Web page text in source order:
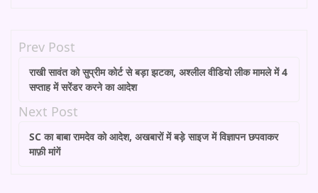
Prev Post
राखी सावंत को सुप्रीम कोर्ट से बड़ा झटका, अश्लील वीडियो लीक मामले में 4
सप्ताह में सरेंडर करने का आदेश
Next Post
SC का बाबा रामदेव को आदेश, अखबारों में बड़े साइज में विज्ञापन छपवाकर
माफ़ी मांगें